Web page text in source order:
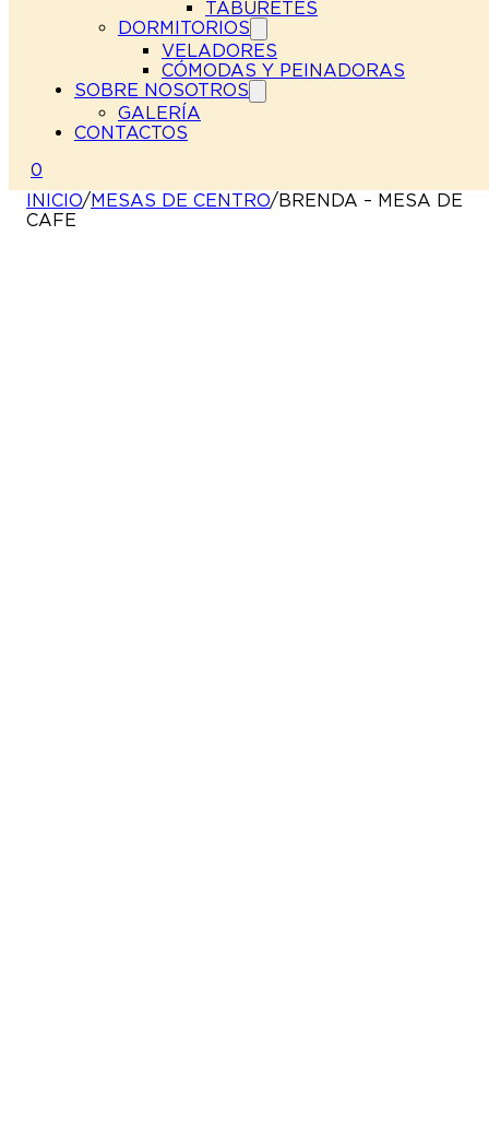
TABURETES
DORMITORIOS
VELADORES
CÓMODAS Y PEINADORAS
SOBRE NOSOTROS
GALERÍA
CONTACTOS
0
INICIO/MESAS DE CENTRO/BRENDA – MESA DE
CAFE